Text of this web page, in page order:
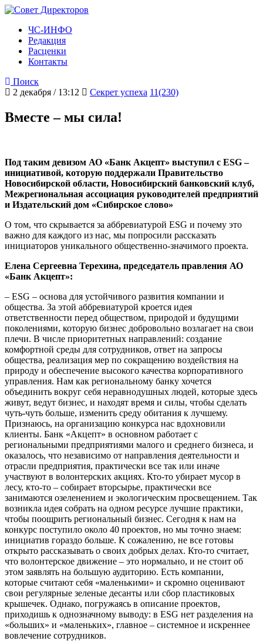
ЧС-ИНФО
Редакция
Расценки
Контакты
Поиск
2 декабря / 13:12
Секрет успеха 11(230)
Вместе – мы сила!
Под таким девизом АО «Банк Акцепт» выступил с ESG –
инициативой, которую поддержали Правительство
Новосибирской области, Новосибирский банковский клуб,
Межрегиональная ассоциация руководителей предприятий
и Издательский дом «Сибирское слово»
О том, что скрывается за аббревиатурой ESG и почему это
важно для каждого из нас, мы попросили рассказать
инициаторов уникального общественно-значимого проекта.
Елена Сергеевна Терехина, председатель правления АО
«Банк Акцепт»:
– ESG – основа для устойчивого развития компании и
общества. За этой аббревиатурой кроется идея
ответственности перед обществом, природой и будущими
поколениями, которую бизнес добровольно возлагает на свои
плечи. В числе приоритетных направлений: создание
комфортной среды для сотрудников, ответ на запросы
общества, реализация мер по сокращению воздействия на
природу и обеспечение высокого качества корпоративного
управления. Нам как региональному банку хочется
объединить вокруг себя неравнодушных людей, которые здесь
живут, ведут бизнес, и находят время и силы, чтобы сделать
чуть-чуть больше, изменить среду обитания к лучшему.
Признаюсь, на организацию конкурса нас вдохновили
клиенты. Банк «Акцепт» в основном работает с
региональными предприятиями малого и среднего бизнеса, и
оказалось, что независимо от направления деятельности и
отрасли предприятия, практически все так или иначе
участвуют в волонтерских акциях. Кто-то убирает мусор в
лесу, кто-то – собирает вторсырье, практически все
занимаются озеленением и экологическим просвещением. Так
возникла идея собрать на одном ресурсе лучшие практики,
чтобы поощрить региональный бизнес. Сегодня к нам на
конкурс поступило около 40 проектов, но мы точно знаем:
инициатив гораздо больше. К сожалению, не все готовы
открыто рассказывать о своих добрых делах. Кто-то считает,
что волонтерское движение – это нормально, и не стоит об
этом заявлять на большую аудиторию. Есть компании,
которые считают себя «маленькими» и скромно оценивают
свои регулярные зеленые десанты или сбор пластиковых
крышечек. Однако, погружаясь в описание проектов,
приходишь к однозначному выводу: в ESG нет разделения на
«больших» и «маленьких», главное – системное и искреннее
вовлечение сотрудников.